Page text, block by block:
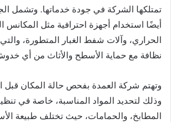
تمتلكها الشركة في جودة خدماتها. وتشمل
أيضًا استخدام أجهزة احترافية مثل المكانس
الحراري، وآلات شفط الغبار المتطورة،
نظافة مع حماية الأسطح والأثاث من أي
وتهتم شركة العمدة بفحص حالة المكان قبل
وذلك لتحديد المواد المناسبة، خاصة في
المطابخ، والحمامات، حيث تختلف طبيعة